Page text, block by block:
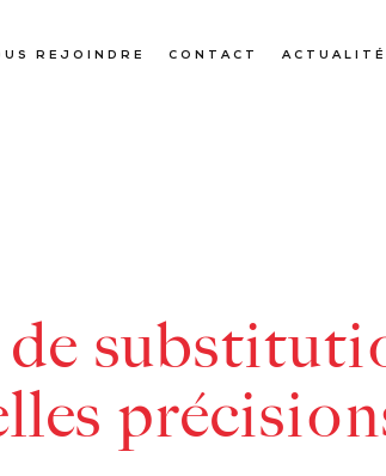
REJOINDRE CONTACT